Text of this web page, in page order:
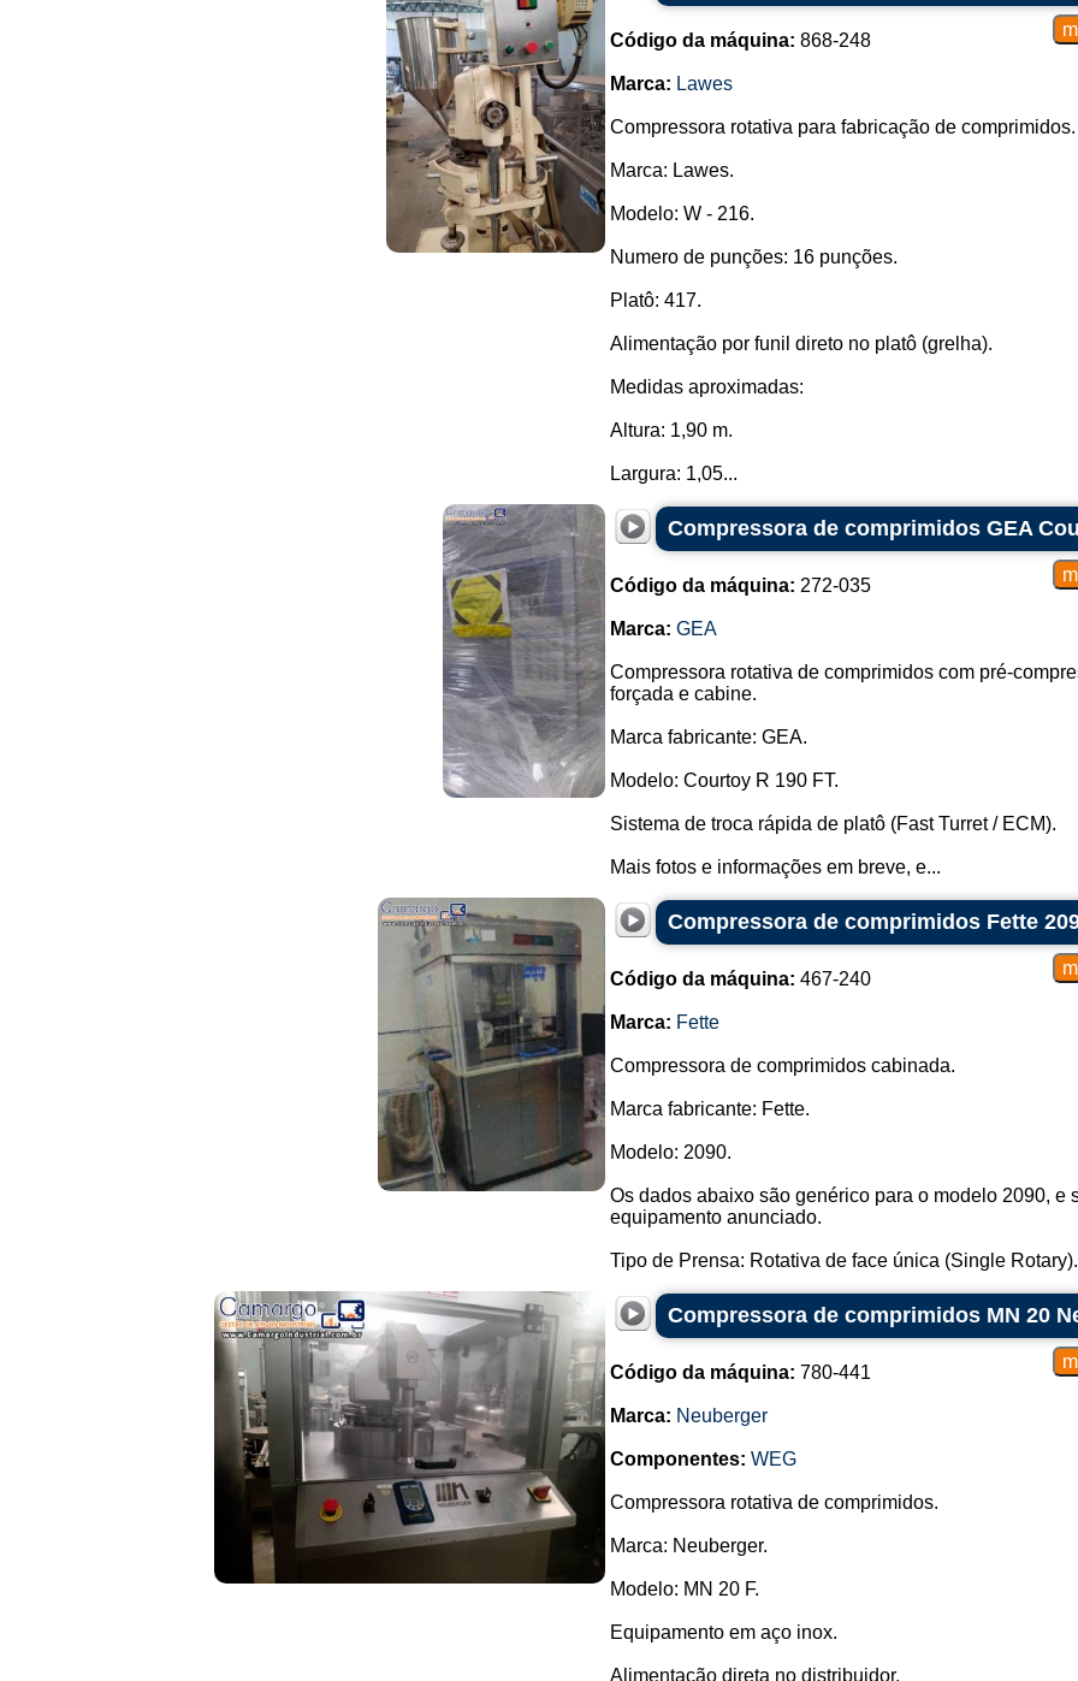
Código da máquina: 868-248
Marca: Lawes
Compressora rotativa para fabricação de comprimidos.
Marca: Lawes.
Modelo: W - 216.
Numero de punções: 16 punções.
Platô: 417.
Alimentação por funil direto no platô (grelha).
Medidas aproximadas:
Altura: 1,90 m.
Largura: 1,05...
Compressora de comprimidos GEA
Código da máquina: 272-035
Marca: GEA
Compressora rotativa de comprimidos com pré-
forçada e cabine.
Marca fabricante: GEA.
Modelo: Courtoy R 190 FT.
Sistema de troca rápida de platô (Fast Turret / ECM).
Mais fotos e informações em breve, e...
Compressora de comprimidos Fette
Código da máquina: 467-240
Marca: Fette
Compressora de comprimidos cabinada.
Marca fabricante: Fette.
Modelo: 2090.
Os dados abaixo são genérico para o modelo 2090, e
equipamento anunciado.
Tipo de Prensa: Rotativa de face única (Single
Compressora de comprimidos MN 20
Código da máquina: 780-441
Marca: Neuberger
Componentes: WEG
Compressora rotativa de comprimidos.
Marca: Neuberger.
Modelo: MN 20 F.
Equipamento em aço inox.
Alimentação direta no distribuidor.